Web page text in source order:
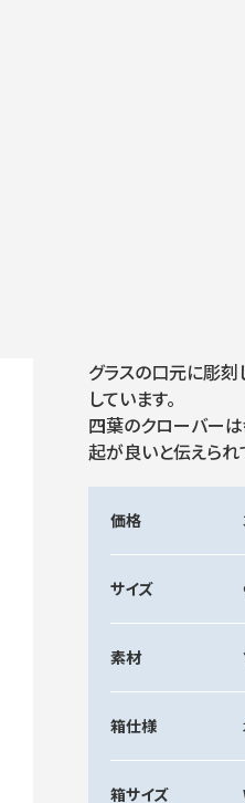
グラスの口元に彫刻
しています。
四葉のクローバーは
起が良いと伝えられ
価格
サイズ
素材
箱仕様
箱サイズ